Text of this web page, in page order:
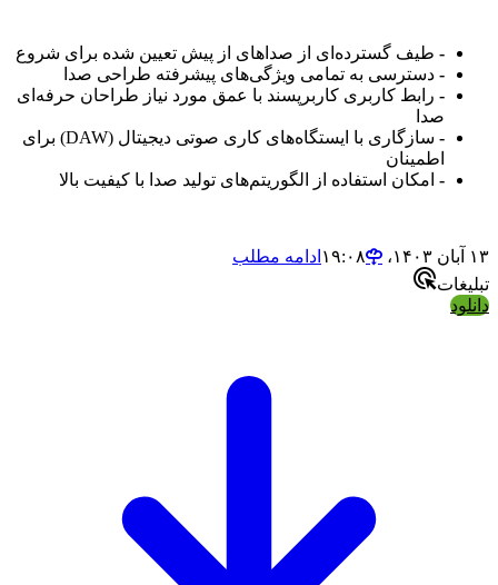
- طیف گسترده‌ای از صداهای از پیش تعیین شده برای شروع
- دسترسی به تمامی ویژگی‌های پیشرفته طراحی صدا
- رابط کاربری کاربرپسند با عمق مورد نیاز طراحان حرفه‌ای
صدا
-
سازگاری با ایستگاه‌های کاری صوتی دیجیتال (DAW) برای
اطمینان
- امکان استفاده از الگوریتم‌های تولید صدا با کیفیت بالا
۱۳ آبان ۱۴۰۳،‏ ۱۹:۰۸
ادامه مطلب
تبلیغات
دانلود